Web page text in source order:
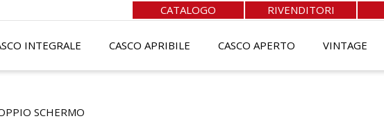
CATALOGO RIVENDITORI
INTEGRALE CASCO APRIBILE CASCO APERTO VINTAGE
SCHERMO